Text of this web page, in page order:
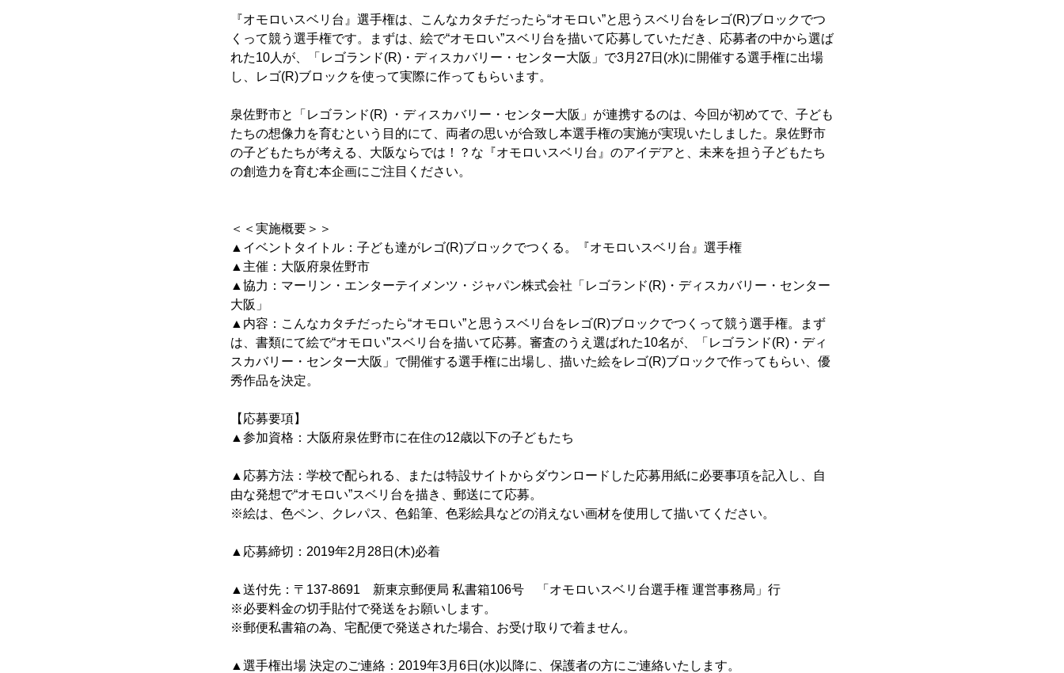
『オモロいスベリ台』選手権は、こんなカタチだったら“オモロい”と思うスベリ台をレゴ(R)ブロックでつ
くって競う選手権です。まずは、絵で“オモロい”スベリ台を描いて応募していただき、応募者の中から選ば
れた10人が、「レゴランド(R)・ディスカバリー・センター大阪」で3月27日(水)に開催する選手権に出場
し、レゴ(R)ブロックを使って実際に作ってもらいます。
泉佐野市と「レゴランド(R) ・ディスカバリー・センター大阪」が連携するのは、今回が初めてで、子ども
たちの想像力を育むという目的にて、両者の思いが合致し本選手権の実施が実現いたしました。泉佐野市
の子どもたちが考える、大阪ならでは！？な『オモロいスベリ台』のアイデアと、未来を担う子どもたち
の創造力を育む本企画にご注目ください。
＜＜実施概要＞＞
▲イベントタイトル：子ども達がレゴ(R)ブロックでつくる。『オモロいスベリ台』選手権
▲主催：大阪府泉佐野市
▲協力：マーリン・エンターテイメンツ・ジャパン株式会社「レゴランド(R)・ディスカバリー・センター
大阪」
▲内容：こんなカタチだったら“オモロい”と思うスベリ台をレゴ(R)ブロックでつくって競う選手権。まず
は、書類にて絵で“オモロい”スベリ台を描いて応募。審査のうえ選ばれた10名が、「レゴランド(R)・ディ
スカバリー・センター大阪」で開催する選手権に出場し、描いた絵をレゴ(R)ブロックで作ってもらい、優
秀作品を決定。
【応募要項】
▲参加資格：大阪府泉佐野市に在住の12歳以下の子どもたち
▲応募方法：学校で配られる、または特設サイトからダウンロードした応募用紙に必要事項を記入し、自
由な発想で“オモロい”スベリ台を描き、郵送にて応募。
※絵は、色ペン、クレパス、色鉛筆、色彩絵具などの消えない画材を使用して描いてください。
▲応募締切：2019年2月28日(木)必着
▲送付先：〒137-8691 新東京郵便局 私書箱106号 「オモロいスベリ台選手権 運営事務局」行
※必要料金の切手貼付で発送をお願いします。
※郵便私書箱の為、宅配便で発送された場合、お受け取りで着ません。
▲選手権出場 決定のご連絡：2019年3月6日(水)以降に、保護者の方にご連絡いたします。